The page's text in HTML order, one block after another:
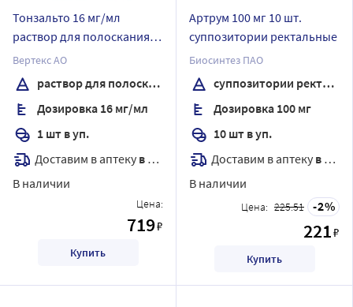
Тонзальто 16 мг/мл
раствор для полоскания
200 мл флакон 1 шт.
Вертекс АО
раствор для полоскания
Дозировка 16 мг/мл
1 шт в уп.
Доставим в аптеку в течение 7 дней
В наличии
Цена:
719₽
Купить
Артрум 100 мг 10 шт.
суппозитории ректальные
Биосинтез ПАО
суппозитории ректальные
Дозировка 100 мг
10 шт в уп.
Доставим в аптеку в течение 7 дней
В наличии
Цена: 225.51 2
221₽
Купить